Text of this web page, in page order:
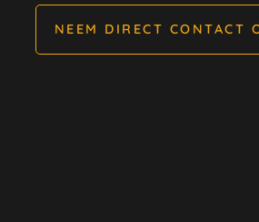
NEEM DIRECT CONTACT